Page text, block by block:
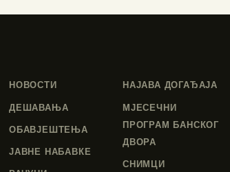
НОВОСТИ
ДЕШАВАЊА
ОБАВЈЕШТЕЊА
ЈАВНЕ НАБАВКЕ
НАЈАВА ДОГАЂАЈА
МЈЕСЕЧНИ
ПРОГРАМ БАНСКОГ
ДВОРА
СНИМЦИ